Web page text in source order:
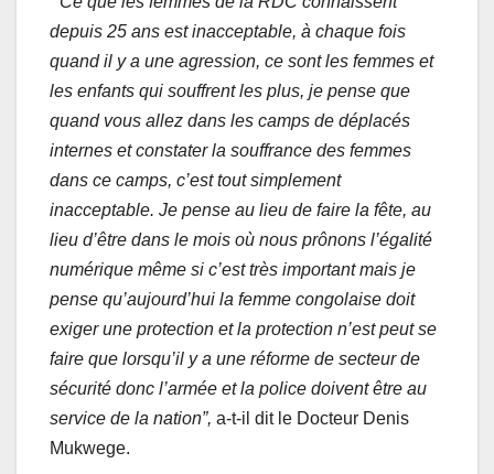
depuis 25 ans est inacceptable, à chaque fois
quand il y a une agression, ce sont les femmes et
les enfants qui souffrent les plus, je pense que
quand vous allez dans les camps de déplacés
internes et constater la souffrance des femmes
dans ce camps, c’est tout simplement
inacceptable. Je pense au lieu de faire la fête, au
lieu d’être dans le mois où nous prônons l’égalité
numérique même si c’est très important mais je
pense qu’aujourd’hui la femme congolaise doit
exiger une protection et la protection n’est peut se
faire que lorsqu’il y a une réforme de secteur de
sécurité donc l’armée et la police doivent être au
service de la nation”, a-t-il dit le Docteur Denis
Mukwege.